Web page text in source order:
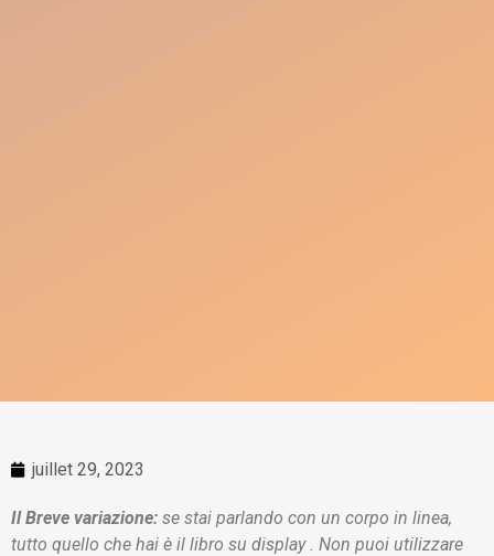
juillet 29, 2023
Il Breve variazione: se stai parlando con un corpo in linea,
tutto quello che hai è il libro su display . Non puoi utilizzare